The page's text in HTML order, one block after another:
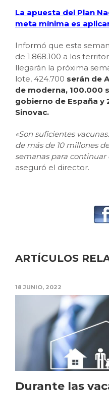
La apuesta del Plan
meta mínima es
Informó que esta
de 1.868.100 a los
llegarán la próxima
lote, 424.700 serán de
de moderna, 100.000
gobierno de España y
Sinovac.
«Son suficientes
de más de 10 millones
semanas para continuar
aseguró el director.
ARTÍCULOS
18 JUNIO, 2022
Durante las